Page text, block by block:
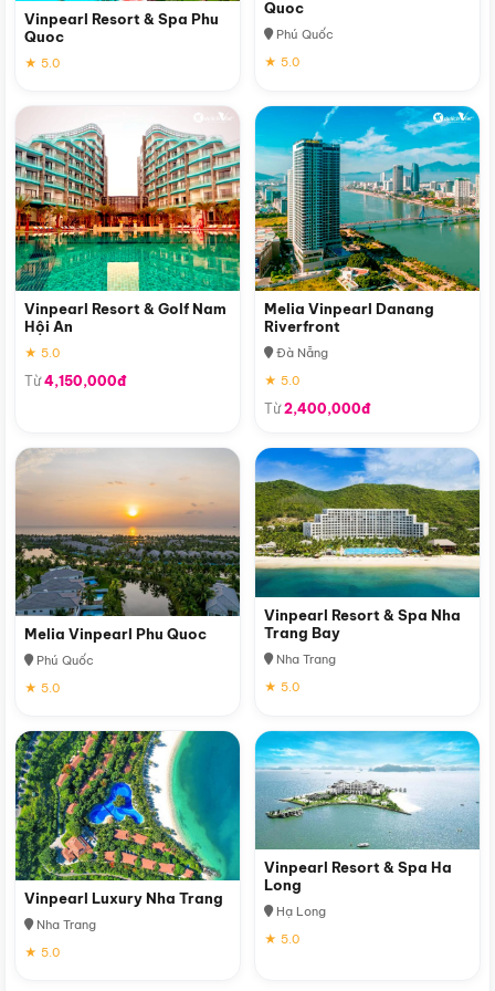
Vinpearl Resort & Spa Phu
Quoc
★ 5.0
Quoc
Phú Quốc
★ 5.0
Vinpearl Resort & Golf Nam
Hội An
★ 5.0
Từ4,150,000đ
Melia Vinpearl Danang
Riverfront
Đà Nẵng
★ 5.0
Từ2,400,000đ
Melia Vinpearl Phu Quoc
Phú Quốc
★ 5.0
Vinpearl Resort & Spa Nha
Trang Bay
Nha Trang
★ 5.0
Vinpearl Luxury Nha Trang
Nha Trang
★ 5.0
Vinpearl Resort & Spa Ha
Long
Hạ Long
★ 5.0